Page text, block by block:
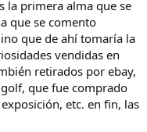
la primera alma que se
que se comento
que de ahí tomaría la
vendidas en
retirados por ebay,
que fue comprado
etc. en fin, las